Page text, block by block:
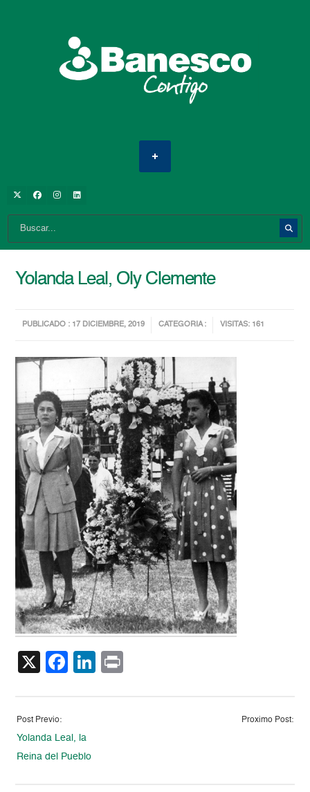
Yolanda Leal, Oly Clemente
PUBLICADO : 17 DICIEMBRE, 2019 CATEGORIA : VISITAS: 161
X Facebook
LinkedIn
Post Previo:
Yolanda Leal, la
Reina del Pueblo
Proximo Post: